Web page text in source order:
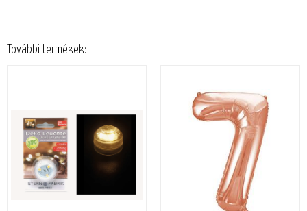
További termékek: